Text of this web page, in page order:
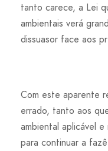
tanto carece, a Lei
ambientais verá
dissuasor face aos
Com este aparente
errado, tanto aos
ambiental aplicável
para continuar a